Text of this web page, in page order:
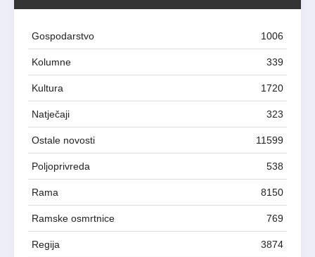
Gospodarstvo 1006
Kolumne 339
Kultura 1720
Natječaji 323
Ostale novosti 11599
Poljoprivreda 538
Rama 8150
Ramske osmrtnice 769
Regija 3874